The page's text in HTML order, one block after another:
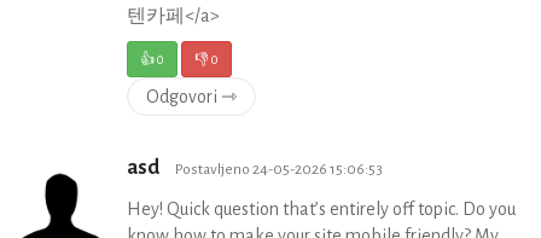
텐카페</a>
👍0 👎0
Odgovori ⇾
asd Postavljeno 24-05-2026 15:06:53
Hey! Quick question that’s entirely off topic. Do you